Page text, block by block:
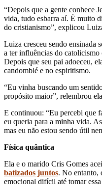
“Depois que a gente conhece
vida, tudo esbarra aí. É muito
do cristianismo”, explicou
Luiza cresceu sendo ensinada
a ter influências do
Depois que seu pai adoeceu,
candomblé e no espiritismo.
“Eu vinha buscando um
propósito maior”, relembrou
E continuou: “Eu percebi que
eu queria para a minha vida.
mas eu não estou sendo útil
Física quântica
Ela e o marido Cris Gomes
batizados juntos. No entanto,
emocional difícil até tomar essa